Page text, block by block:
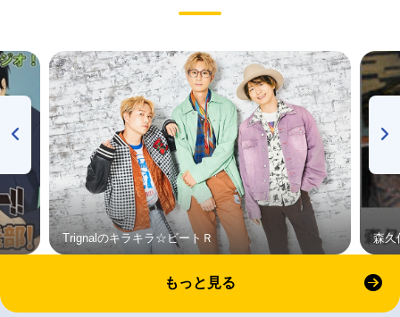
Trignalのキラキラ☆ビートＲ 森久
もっと見る